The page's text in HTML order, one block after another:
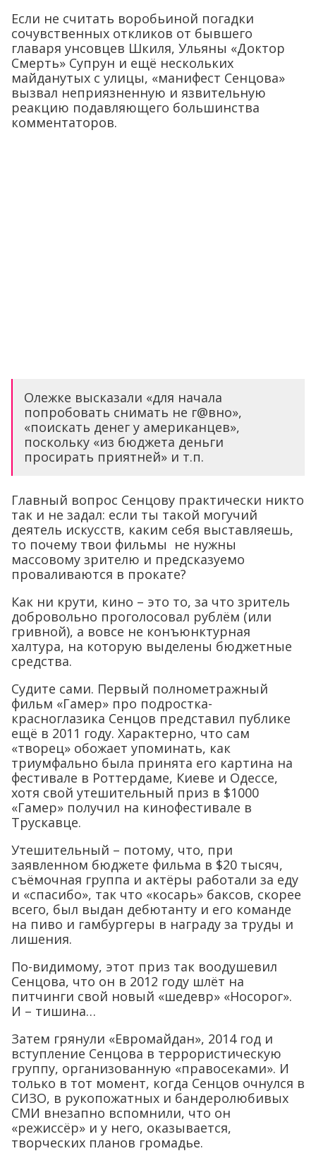
Если не считать воробьиной погадки
сочувственных откликов от бывшего
главаря унсовцев Шкиля, Ульяны «Доктор
Смерть» Супрун и ещё нескольких
майданутых с улицы, «манифест Сенцова»
вызвал неприязненную и язвительную
реакцию подавляющего большинства
комментаторов.
Олежке высказали «для начала
попробовать снимать не г@вно»,
«поискать денег у американцев»,
поскольку «из бюджета деньги
просирать приятней» и т.п.
Главный вопрос Сенцову практически никто
так и не задал: если ты такой могучий
деятель искусств, каким себя выставляешь,
то почему твои фильмы не нужны
массовому зрителю и предсказуемо
проваливаются в прокате?
Как ни крути, кино – это то, за что зритель
добровольно проголосовал рублём (или
гривной), а вовсе не конъюнктурная
халтура, на которую выделены бюджетные
средства.
Судите сами. Первый полнометражный
фильм «Гамер» про подростка-
красноглазика Сенцов представил публике
ещё в 2011 году. Характерно, что сам
«творец» обожает упоминать, как
триумфально была принята его картина на
фестивале в Роттердаме, Киеве и Одессе,
хотя свой утешительный приз в $1000
«Гамер» получил на кинофестивале в
Трускавце.
Утешительный – потому, что, при
заявленном бюджете фильма в $20 тысяч,
съёмочная группа и актёры работали за еду
и «спасибо», так что «косарь» баксов, скорее
всего, был выдан дебютанту и его команде
на пиво и гамбургеры в награду за труды и
лишения.
По-видимому, этот приз так воодушевил
Сенцова, что он в 2012 году шлёт на
питчинги свой новый «шедевр» «Носорог».
И – тишина…
Затем грянули «Евромайдан», 2014 год и
вступление Сенцова в террористическую
группу, организованную «правосеками». И
только в тот момент, когда Сенцов очнулся в
СИЗО, в рукопожатных и бандеролюбивых
СМИ внезапно вспомнили, что он
«режиссёр» и у него, оказывается,
творческих планов громадье.